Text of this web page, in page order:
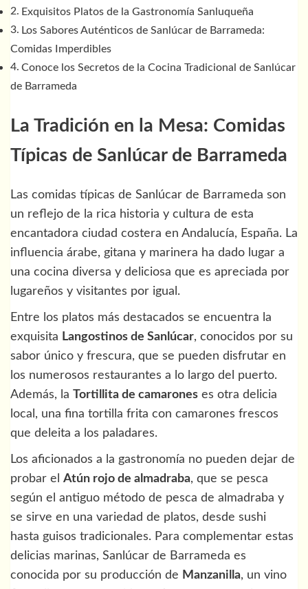
Exquisitos Platos de la Gastronomía Sanluqueña
Los Sabores Auténticos de Sanlúcar de Barrameda:
Comidas Imperdibles
Conoce los Secretos de la Cocina Tradicional de Sanlúcar
de Barrameda
La Tradición en la Mesa: Comidas
Típicas de Sanlúcar de Barrameda
Las comidas típicas de Sanlúcar de Barrameda son
un reflejo de la rica historia y cultura de esta
encantadora ciudad costera en Andalucía, España. La
influencia árabe, gitana y marinera ha dado lugar a
una cocina diversa y deliciosa que es apreciada por
lugareños y visitantes por igual.
Entre los platos más destacados se encuentra la
exquisita Langostinos de Sanlúcar, conocidos por su
sabor único y frescura, que se pueden disfrutar en
los numerosos restaurantes a lo largo del puerto.
Además, la Tortillita de camarones es otra delicia
local, una fina tortilla frita con camarones frescos
que deleita a los paladares.
Los aficionados a la gastronomía no pueden dejar de
probar el Atún rojo de almadraba, que se pesca
según el antiguo método de pesca de almadraba y
se sirve en una variedad de platos, desde sushi
hasta guisos tradicionales. Para complementar estas
delicias marinas, Sanlúcar de Barrameda es
conocida por su producción de Manzanilla, un vino